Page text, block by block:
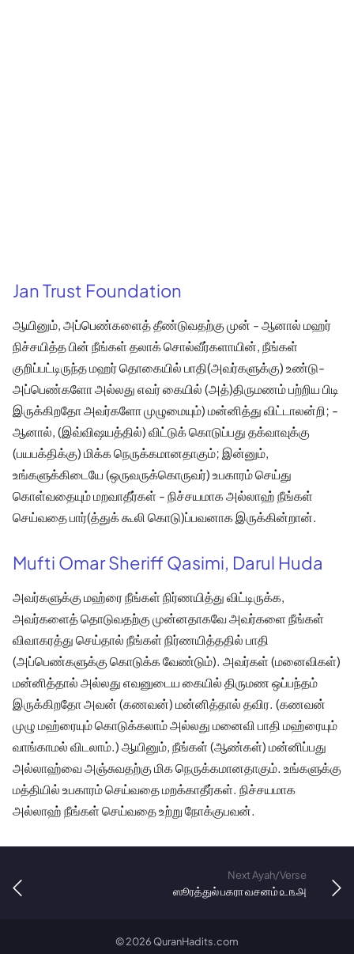
Jan Trust Foundation
ஆயினும், அப்பெண்களைத் தீண்டுவதற்கு முன் - ஆனால் மஹர்
நிச்சயித்த பின் நீங்கள் தலாக் சொல்வீர்களாயின், நீங்கள்
குறிப்பட்டிருந்த மஹர் தொகையில் பாதி(அவர்களுக்கு) உண்டு-
அப்பெண்களோ அல்லது எவர் கையில் (அத்)திருமணம் பற்றிய பிடி
இருக்கிறதோ அவர்களோ முழுமையும்) மன்னித்து விட்டாலன்றி; -
ஆனால், (இவ்விஷயத்தில்) விட்டுக் கொடுப்பது தக்வாவுக்கு
(பயபக்திக்கு) மிக்க நெருக்கமானதாகும்; இன்னும்,
உங்களுக்கிடையே (ஒருவருக்கொருவர்) உபகாரம் செய்து
கொள்வதையும் மறவாதீர்கள் - நிச்சயமாக அல்லாஹ் நீங்கள்
செய்வதை பார்(த்துக் கூலி கொடு)ப்பவனாக இருக்கின்றான்.
Mufti Omar Sheriff Qasimi, Darul Huda
அவர்களுக்கு மஹ்ரை நீங்கள் நிர்ணயித்து விட்டிருக்க,
அவர்களைத் தொடுவதற்கு முன்னதாகவே அவர்களை நீங்கள்
விவாகரத்து செய்தால் நீங்கள் நிர்ணயித்ததில் பாதி
(அப்பெண்களுக்கு கொடுக்க வேண்டும்). அவர்கள் (மனைவிகள்)
மன்னித்தால் அல்லது எவனுடைய கையில் திருமண ஒப்பந்தம்
இருக்கிறதோ அவன் (கணவன்) மன்னித்தால் தவிர. (கணவன்
முழு மஹ்ரையும் கொடுக்கலாம் அல்லது மனைவி பாதி மஹ்ரையும்
வாங்காமல் விடலாம்.) ஆயினும், நீங்கள் (ஆண்கள்) மன்னிப்பது
அல்லாஹ்வை அஞ்சுவதற்கு மிக நெருக்கமானதாகும். உங்களுக்கு
மத்தியில் உபகாரம் செய்வதை மறக்காதீர்கள். நிச்சயமாக
அல்லாஹ் நீங்கள் செய்வதை உற்று நோக்குபவன்.
Next Ayah/Verse
ஸூரத்துல் பகரா வசனம் ௨௩௮
©2026 QuranHadits.com